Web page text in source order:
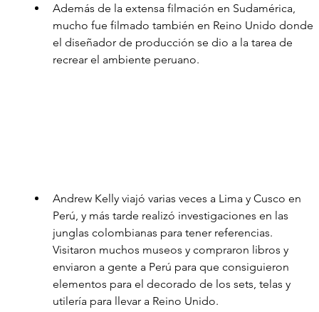
Además de la extensa filmación en Sudamérica,
mucho fue filmado también en Reino Unido donde
el diseñador de producción se dio a la tarea de
recrear el ambiente peruano.
Andrew Kelly viajó varias veces a Lima y Cusco en
Perú, y más tarde realizó investigaciones en las
junglas colombianas para tener referencias.
Visitaron muchos museos y compraron libros y
enviaron a gente a Perú para que consiguieron
elementos para el decorado de los sets, telas y
utilería para llevar a Reino Unido.